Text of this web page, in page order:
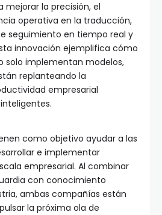
mejorar la precisión, el
operativa en la traducción,
seguimiento en tiempo real y
innovación ejemplifica cómo
solo implementan modelos,
replanteando la
empresarial
como objetivo ayudar a las
e implementar
empresarial. Al combinar
con conocimiento
ambas compañías están
la próxima ola de